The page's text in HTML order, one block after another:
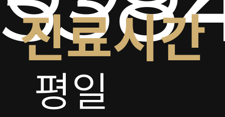
진료시간
평일